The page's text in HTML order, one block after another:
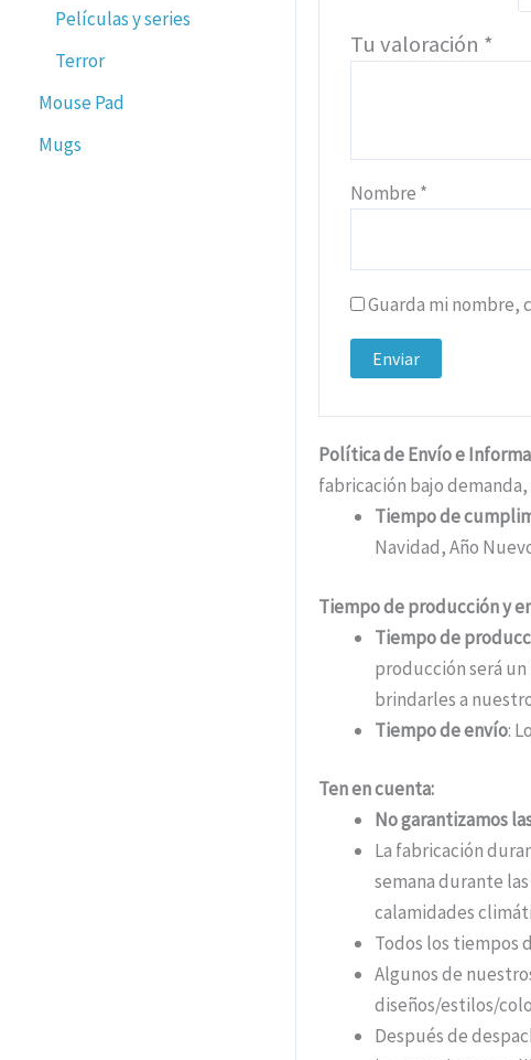
Películas y series
Terror
Mouse Pad
Mugs
Tu valoración *
Nombre *
Guarda mi nombre,
Política de Envío e
fabricación bajo
Tiempo de
Navidad, Año
Tiempo de producción y
Tiempo de
producción será un
brindarles a
Tiempo de envío:
Ten en cuenta:
No garantizamos
La fabricación
semana durante
calamidades
Todos los tiempos
Algunos de
diseños/estilos/
Después de